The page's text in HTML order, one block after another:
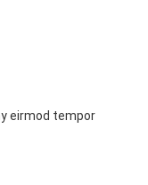
eirmod tempor